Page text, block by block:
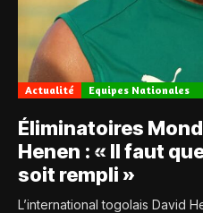
Actualité Equipes Nationales
Éliminatoires
Henen : « Il faut
soit rempli »
L’international togolais David